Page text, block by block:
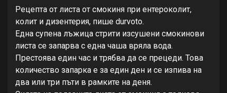
Рецепта от листа от смокиня при ентероколит,
колит и дизентерия, пише durvoto.
Една супена лъжица стрити изсушени смокинови
листа се запарва с една чаша вряла вода.
Престоява един час и трябва да се прецеди. Това
количество запарка е за един ден и се изпива на
два или три пъти в рамките на деня.